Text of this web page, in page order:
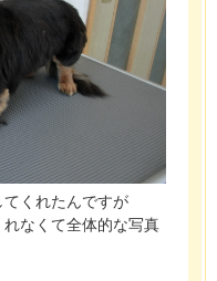
くれたんですが
なくて全体的な写真